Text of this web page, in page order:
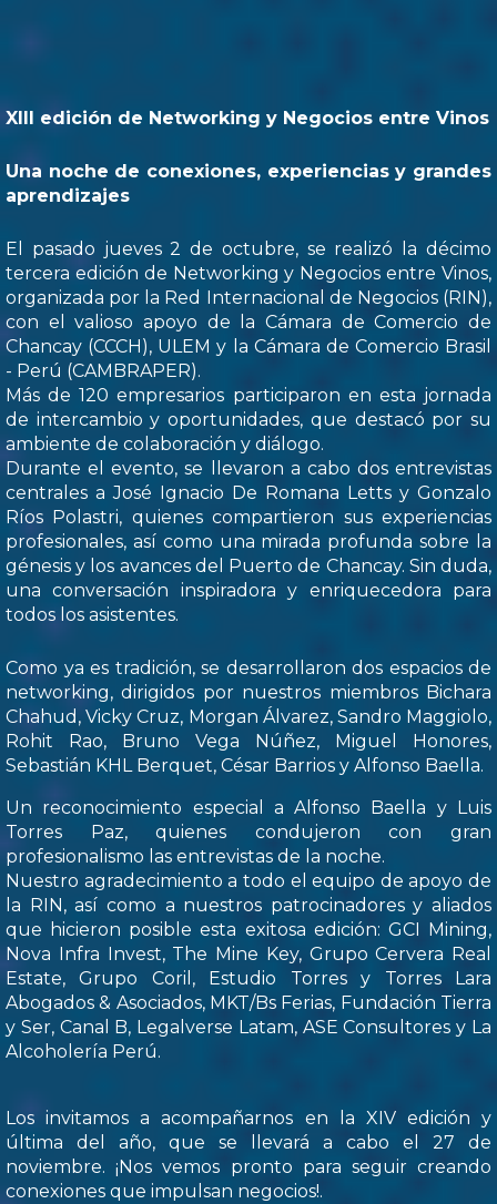
XIII edición de Networking y Negocios entre Vinos
Una noche de conexiones, experiencias y grandes
aprendizajes
El pasado jueves 2 de octubre, se realizó la décimo
tercera edición de Networking y Negocios entre Vinos,
organizada por la Red Internacional de Negocios (RIN),
con el valioso apoyo de la Cámara de Comercio de
Chancay (CCCH), ULEM y la Cámara de Comercio Brasil
- Perú (CAMBRAPER).
Más de 120 empresarios participaron en esta jornada
de intercambio y oportunidades, que destacó por su
ambiente de colaboración y diálogo.
Durante el evento, se llevaron a cabo dos entrevistas
centrales a José Ignacio De Romana Letts y Gonzalo
Ríos Polastri, quienes compartieron sus experiencias
profesionales, así como una mirada profunda sobre la
génesis y los avances del Puerto de Chancay. Sin duda,
una conversación inspiradora y enriquecedora para
todos los asistentes.
Como ya es tradición, se desarrollaron dos espacios de
networking, dirigidos por nuestros miembros Bichara
Chahud, Vicky Cruz, Morgan Álvarez, Sandro Maggiolo,
Rohit Rao, Bruno Vega Núñez, Miguel Honores,
Sebastián KHL Berquet, César Barrios y Alfonso Baella.
Un reconocimiento especial a Alfonso Baella y Luis
Torres Paz, quienes condujeron con gran
profesionalismo las entrevistas de la noche.
Nuestro agradecimiento a todo el equipo de apoyo de
la RIN, así como a nuestros patrocinadores y aliados
que hicieron posible esta exitosa edición: GCI Mining,
Nova Infra Invest, The Mine Key, Grupo Cervera Real
Estate, Grupo Coril, Estudio Torres y Torres Lara
Abogados & Asociados, MKT/Bs Ferias, Fundación Tierra
y Ser, Canal B, Legalverse Latam, ASE Consultores y La
Alcoholería Perú.
Los invitamos a acompañarnos en la XIV edición y
última del año, que se llevará a cabo el 27 de
noviembre. ¡Nos vemos pronto para seguir creando
conexiones que impulsan negocios!.